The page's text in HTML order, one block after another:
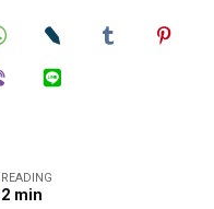
READING
2 min